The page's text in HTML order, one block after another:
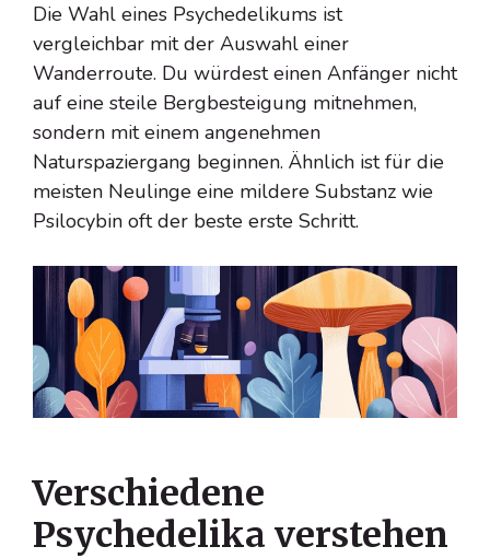
Die Wahl eines Psychedelikums ist
vergleichbar mit der Auswahl einer
Wanderroute. Du würdest einen Anfänger nicht
auf eine steile Bergbesteigung mitnehmen,
sondern mit einem angenehmen
Naturspaziergang beginnen. Ähnlich ist für die
meisten Neulinge eine mildere Substanz wie
Psilocybin oft der beste erste Schritt.
Verschiedene
Psychedelika verstehen